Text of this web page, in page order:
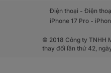
Điện thoại -Điện
iPhone 17 Pro -
© 2018 Công ty TNHH
thay đổi lần thứ 42,